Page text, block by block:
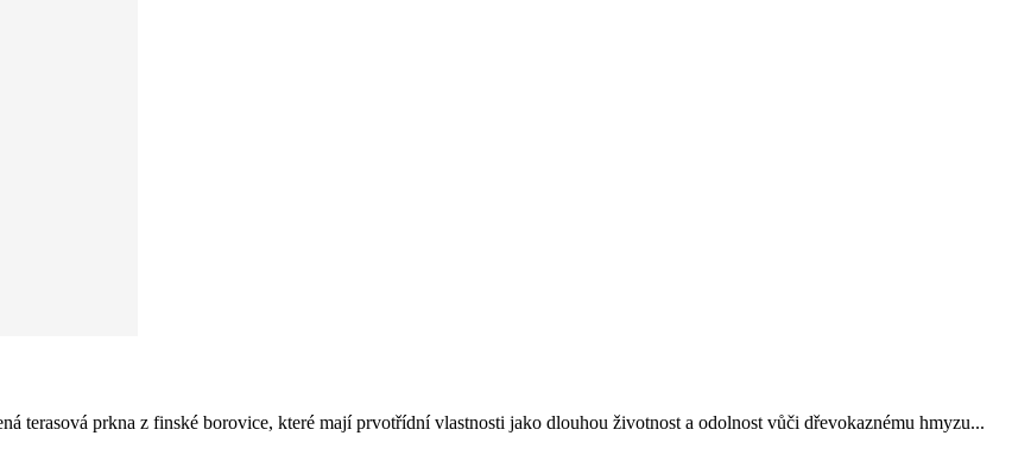
terasová prkna z finské borovice, které mají prvotřídní vlastnosti jako dlouhou životnost a odolnost vůči dřevokaznému hmyzu...